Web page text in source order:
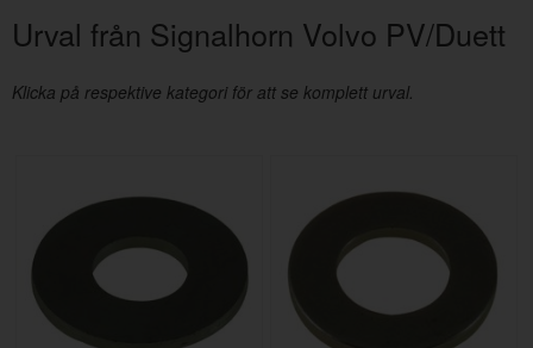
Urval från Signalhorn Volvo PV/Duett
Klicka på respektive kategori för att se komplett urval.